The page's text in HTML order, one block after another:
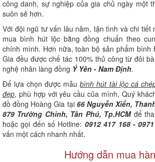
công danh, sự nghiệp của gia chủ ngày một
suôn sẻ hơn.
Với đội ngũ tư vấn lâu năm, tận tình và chi tiết
mua bình hút lộc bằng đồng chuẩn theo
chính mình. Hơn nữa, toàn bộ sản phẩm bình
Gia đều được chế tác 100% thủ công từ đôi
nghệ nhân làng đồng Ý Yên - Nam Định.
Để lựa chọn được mẫubình hút tài lộc cá
đẹp, phù hợp với yêu cầu của mình, Quý
đồ đồng Hoàng Gia tại 66 Nguyễn Xiển,
879 Trường Chinh, Tân Phú, Tp.HCMđể
hoặc gọi đến số Hotline: 0912 417 168 -
vấn một cách nhanh nhất.
Hướng dẫn mua